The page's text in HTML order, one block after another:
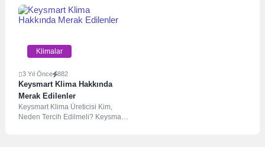
ideal...
Klimalar
3 Yıl Önce 882
Keysmart Klima Hakkında
Merak Edilenler
Keysmart Klima Üreticisi Kim,
Neden Tercih Edilmeli? Keysmart,